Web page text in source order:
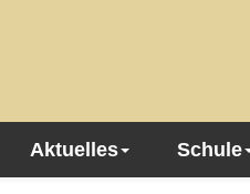
Aktuelles Schule